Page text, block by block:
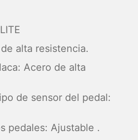
alta resistencia.
Acero de alta
de sensor del pedal:
pedales: Ajustable .